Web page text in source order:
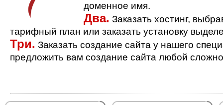
доменное имя.
Два. Заказать хостинг,
тарифный план или заказать установку
Три. Заказать создание сайта у нашего
предложить вам создание сайта любой